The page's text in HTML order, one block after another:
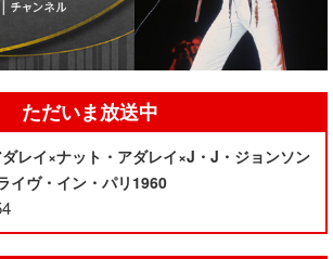
ただいま放送中
レイ×ナット・アダレイ×J・J・ジョンソン
イヴ・イン・パリ1960